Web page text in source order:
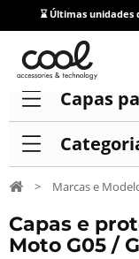
⌛ Últimas
Capas
> Marcas e
Capas e
Moto G05 /